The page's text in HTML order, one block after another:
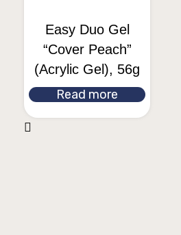
Easy Duo Gel
“Cover Peach”
(Acrylic Gel), 56g
Read more